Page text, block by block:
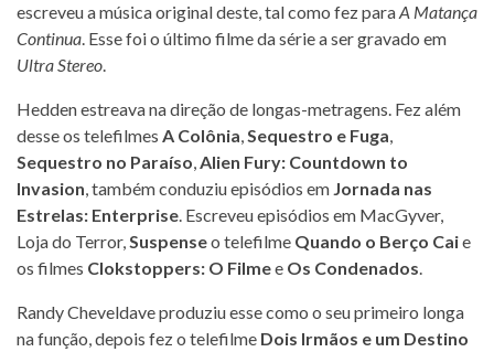
escreveu a música original deste, tal como fez paraA Matança
Continua . Esse foi o último filme da série a ser gravado em
Ultra Stereo
Hedden estreava na direção de longas-metragens. Fez além
desse os telefilmes A Colônia Sequestro e Fuga
Sequestro no Paraíso Alien Fury: Countdown to
Invasion , também conduziu episódios em Jornada nas
Estrelas: Enterprise . Escreveu episódios em MacGyver,
Loja do Terror, Suspenseo telefilme Quando o Berço Caie
os filmes Clokstoppers: O Filmee Os Condenados
Randy Cheveldave produziu esse como o seu primeiro longa
na função, depois fez o telefilme Dois Irmãos e um Destino